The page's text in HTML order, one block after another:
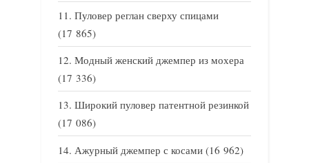
Пуловер реглан сверху спицами
(17 865)
Модный женский джемпер из мохера
(17 336)
Широкий пуловер патентной резинкой
(17 086)
Ажурный джемпер с косами (16 962)